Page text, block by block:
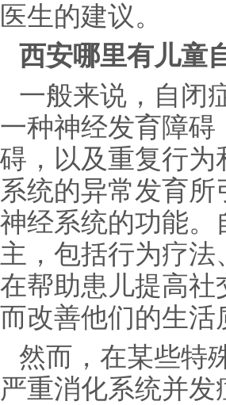
医生的建议。
西安哪里有儿童
一般来说，自闭
一种神经发育障
碍，以及重复行
系统的异常发育
神经系统的功能
主，包括行为疗
在帮助患儿提高
而改善他们的生活
然而，在某些特
严重消化系统并